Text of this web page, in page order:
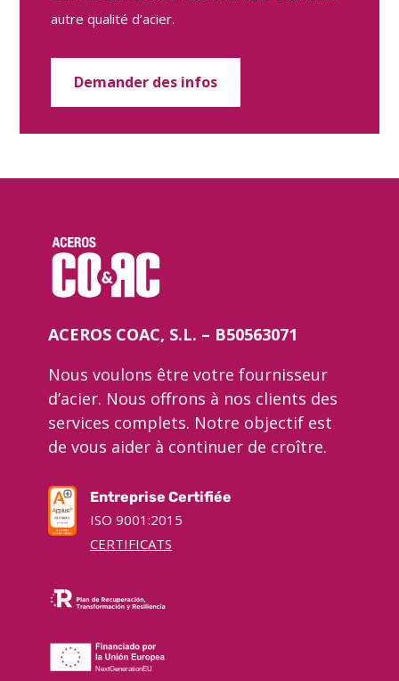
autre qualité d’acier.
Demander des infos
ACEROS COAC, S.L. – B50563071
Nous voulons être votre fournisseur
d’acier. Nous offrons à nos clients des
services complets. Notre objectif est
de vous aider à continuer de croître.
Entreprise Certifiée
ISO 9001:2015
CERTIFICATS